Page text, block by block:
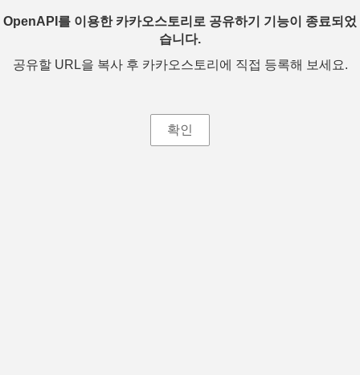
OpenAPI를 이용한 카카오스토리로 공유하기 기능이 종료되었
습니다.
공유할 URL을 복사 후 카카오스토리에 직접 등록해 보세요.
확인